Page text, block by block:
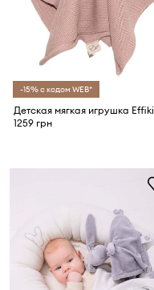
-15% с кодом WEB*
Детская мягкая игрушка Effiki
1259 грн